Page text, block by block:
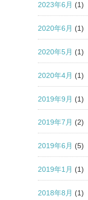
2023年6月 (1)
2020年6月 (1)
2020年5月 (1)
2020年4月 (1)
2019年9月 (1)
2019年7月 (2)
2019年6月 (5)
2019年1月 (1)
2018年8月 (1)